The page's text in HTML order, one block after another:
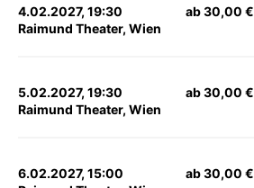
4.02.2027, 19:30
Raimund Theater, Wien
ab 30,00 €
5.02.2027, 19:30
Raimund Theater, Wien
ab 30,00 €
6.02.2027, 15:00
ab 30,00 €